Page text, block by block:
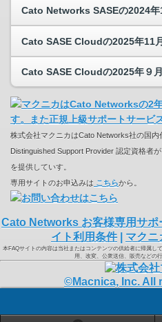
株式会社マクニカはCato Networks社の国
Distinguished Support Provider 認定資格者
を提供していす。
専用サイトのお申込みは こちらから。
Cato Networks お客様専用サポ
イト利用条件| マクニ
本FAQサイトの内容は当社またはコンテンツの供給者に帰属し
用、改変、公衆送信、販売などの
©Macnica, Inc. All